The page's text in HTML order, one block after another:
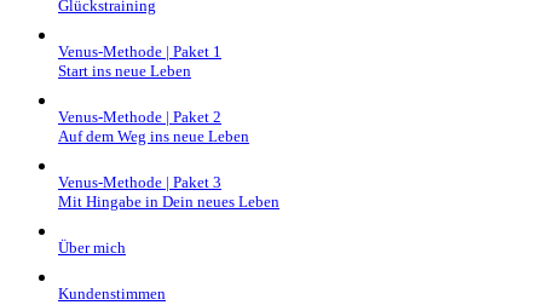
Glückstraining
Venus-Methode | Paket 1
Start ins neue Leben
Venus-Methode | Paket 2
Auf dem Weg ins neue Leben
Venus-Methode | Paket 3
Mit Hingabe in Dein neues Leben
Über mich
Kundenstimmen